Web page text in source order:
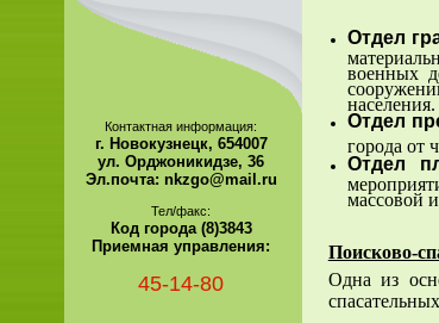
Отдел
военных
населения.
Отдел
города от
Отдел
массовой
Поисково-
Одна из
Контактная информация:
г. Новокузнецк, 654007
ул. Орджоникидзе, 36
Эл.почта: nkzgo@mail.ru
Тел/факс:
Код города (8)3843
Приемная управления:
45-14-80